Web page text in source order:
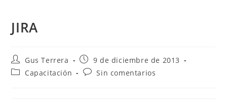
JIRA
Gus Terrera
9 de diciembre de 2013
Capacitación
Sin comentarios